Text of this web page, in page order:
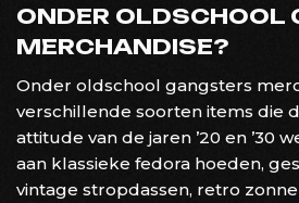
ONDER OLDSCHOOL
MERCHANDISE?
Onder oldschool gangsters
verschillende soorten items die
attitude van de jaren ’20 en ’30
aan klassieke fedora hoeden,
vintage stropdassen, retro